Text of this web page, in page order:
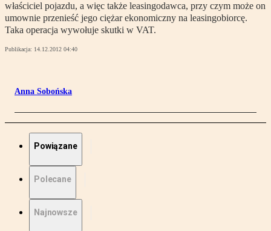
właściciel pojazdu, a więc także leasingodawca, przy czym może on
umownie przenieść jego ciężar ekonomiczny na leasingobiorcę.
Taka operacja wywołuje skutki w VAT.
Publikacja: 14.12.2012 04:40
Anna Sobońska
Powiązane
Polecane
Najnowsze